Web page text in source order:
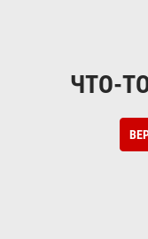
ЧТО-